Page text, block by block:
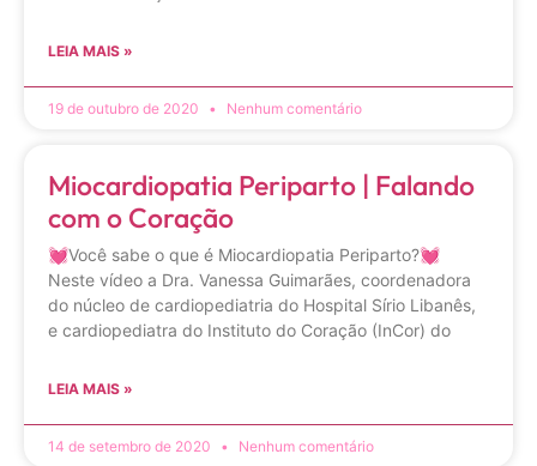
LEIA MAIS »
19 de outubro de 2020 Nenhum comentário
Miocardiopatia Periparto | Falando
com o Coração
💓Você sabe o que é Miocardiopatia Periparto?💓
Neste vídeo a Dra. Vanessa Guimarães, coordenadora
do núcleo de cardiopediatria do Hospital Sírio Libanês,
e cardiopediatra do Instituto do Coração (InCor) do
LEIA MAIS »
14 de setembro de 2020 Nenhum comentário